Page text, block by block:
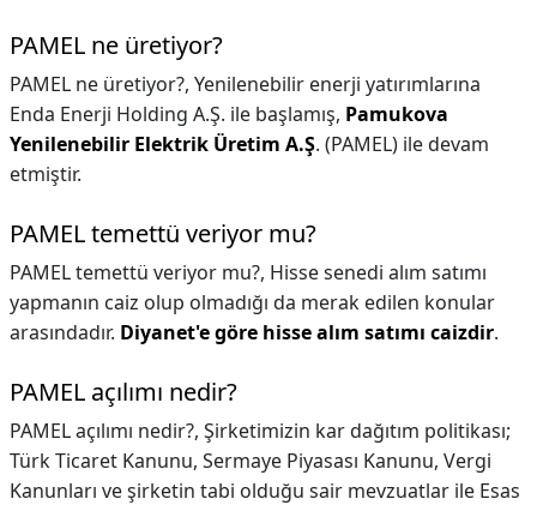
PAMEL ne üretiyor?
PAMEL ne üretiyor?, Yenilenebilir enerji yatırımlarına
Enda Enerji Holding A.Ş. ile başlamış, Pamukova
Yenilenebilir Elektrik Üretim A.Ş. (PAMEL) ile devam
etmiştir.
PAMEL temettü veriyor mu?
PAMEL temettü veriyor mu?, Hisse senedi alım satımı
yapmanın caiz olup olmadığı da merak edilen konular
arasındadır. Diyanet'e göre hisse alım satımı caizdir.
PAMEL açılımı nedir?
PAMEL açılımı nedir?, Şirketimizin kar dağıtım politikası;
Türk Ticaret Kanunu, Sermaye Piyasası Kanunu, Vergi
Kanunları ve şirketin tabi olduğu sair mevzuatlar ile Esas